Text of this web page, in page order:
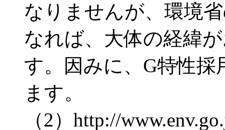
なりませんが、環境
なれば、大体の経緯
す。因みに、G特性
ます。
（2）http://